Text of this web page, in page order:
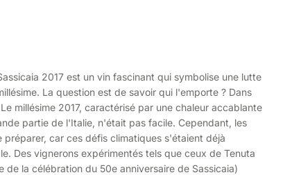
2017 est un vin fascinant qui symbolise une lutte
La question est de savoir qui l'emporte ? Dans
millésime 2017, caractérisé par une chaleur accablante
partie de l'Italie, n'était pas facile. Cependant, les
préparer, car ces défis climatiques s'étaient déjà
Des vignerons expérimentés tels que ceux de Tenuta
de la célébration du 50e anniversaire de Sassicaia)